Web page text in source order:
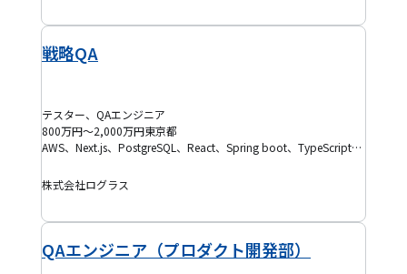
戦略QA
テスター、QAエンジニア
800万円～2,000万円東京都
AWS、Next.js、PostgreSQL、React、Spring boot、TypeScript、Kotlin、DevOps、SaaS、Terraform、品質保証、テスト設計、アジャイル開発
株式会社ログラス
QAエンジニア（プロダクト開発部）